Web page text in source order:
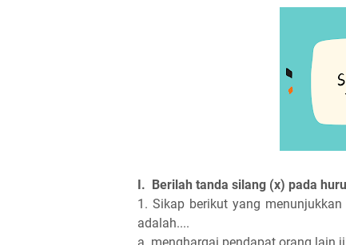
I. Berilah tanda silang (x) pada
1. Sikap berikut yang
adalah....